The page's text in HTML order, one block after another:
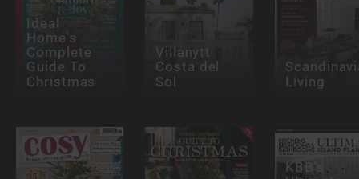
Ideal
Home's
Complete
Guide To
Christmas
Villanytt
Costa del
Sol
Living
KBB's